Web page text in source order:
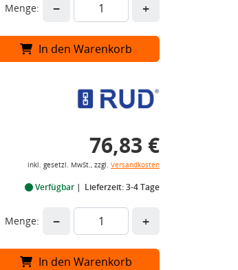
Menge: − +
In den Warenkorb
76,83 €
inkl. gesetzl. MwSt., zzgl. Versandkosten
Verfügbar Lieferzeit: 3-4 Tage
Menge: − +
In den Warenkorb